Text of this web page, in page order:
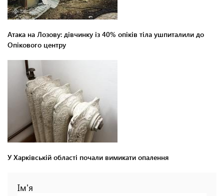
Атака на Лозову: дівчинку із 40% опіків тіла ушпиталили до
Опікового центру
У Харківській області почали вимикати опалення
Ім'я